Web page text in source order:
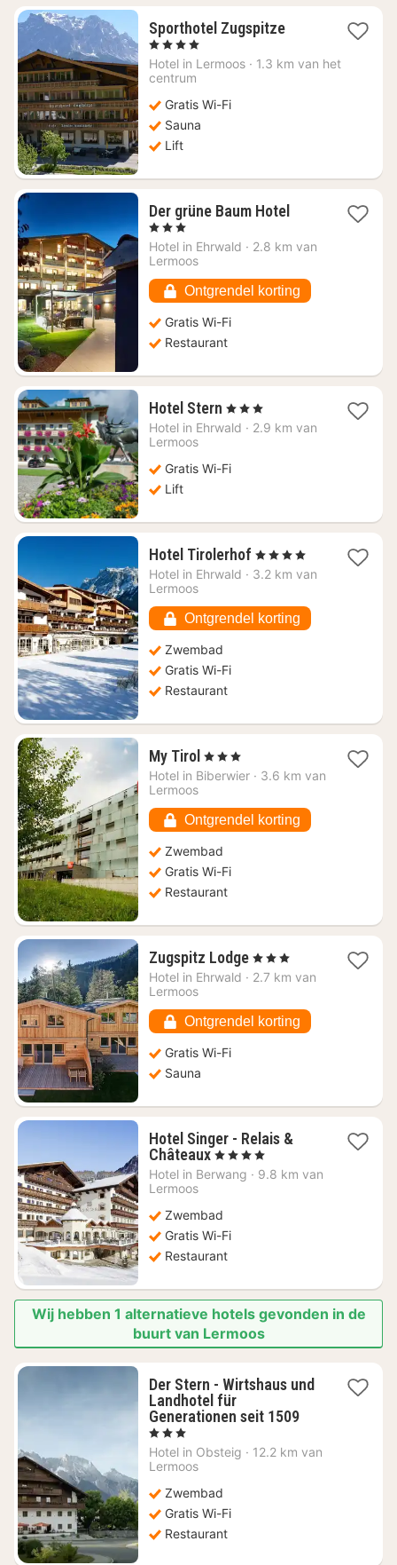
Sporthotel Zugspitze1
vanaf
, 4 Sterren
Hotel in Lermoos · 1.3 km van het
centrum
Gratis Wi-Fi
Sauna
Lift
Der grüne Baum Hotel1
vanaf
, 3 Sterren
Hotel in Ehrwald · 2.8 km van
Lermoos
Ontgrendel korting
Gratis Wi-Fi
Restaurant
Hotel Stern 1
nacht
186,09
, 3 Sterren
Hotel in Ehrwald · 2.9 km van
Lermoos
Gratis Wi-Fi
Lift
Hotel Tirolerhof 1
nacht
252,82
, 4 Sterren
Hotel in Ehrwald · 3.2 km van
Lermoos
Ontgrendel korting
Zwembad
Gratis Wi-Fi
Restaurant
My Tirol 1
nacht
112,50
, 3 Sterren
Hotel in Biberwier · 3.6 km van
Lermoos
Ontgrendel korting
Zwembad
Gratis Wi-Fi
Restaurant
Zugspitz Lodge1
nacht
175
, 3 Sterren
Hotel in Ehrwald · 2.7 km van
Lermoos
Ontgrendel korting
Gratis Wi-Fi
Sauna
Hotel Singer - Relais &
Châteaux1
nacht
vanaf
393,94
, 4 Sterren
Hotel in Berwang · 9.8 km van
Lermoos
Zwembad
Gratis Wi-Fi
Restaurant
Wij hebben 1 alternatieve hotels gevonden in de
buurt van Lermoos
Der Stern - Wirtshaus und
Landhotel für
Generationen seit 15091
vanaf
, 3 Sterren
Hotel in Obsteig · 12.2 km van
Lermoos
Zwembad
Gratis Wi-Fi
Restaurant